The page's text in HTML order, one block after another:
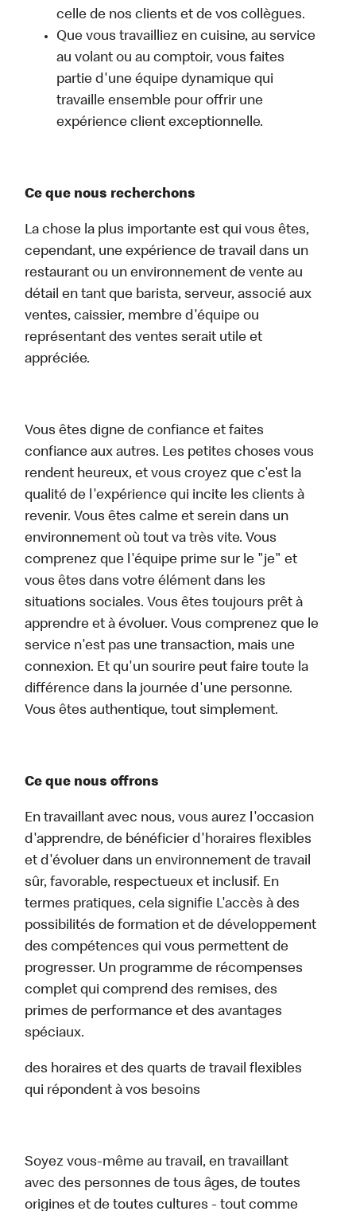
celle de nos clients et de vos collègues.
Que vous travailliez en cuisine, au service
au volant ou au comptoir, vous faites
partie d'une équipe dynamique qui
travaille ensemble pour offrir une
expérience client exceptionnelle.
Ce que nous recherchons
La chose la plus importante est qui vous êtes,
cependant, une expérience de travail dans un
restaurant ou un environnement de vente au
détail en tant que barista, serveur, associé aux
ventes, caissier, membre d'équipe ou
représentant des ventes serait utile et
appréciée.
Vous êtes digne de confiance et faites
confiance aux autres. Les petites choses vous
rendent heureux, et vous croyez que c'est la
qualité de l'expérience qui incite les clients à
revenir. Vous êtes calme et serein dans un
environnement où tout va très vite. Vous
comprenez que l'équipe prime sur le "je" et
vous êtes dans votre élément dans les
situations sociales. Vous êtes toujours prêt à
apprendre et à évoluer. Vous comprenez que le
service n'est pas une transaction, mais une
connexion. Et qu'un sourire peut faire toute la
différence dans la journée d'une personne.
Vous êtes authentique, tout simplement.
Ce que nous offrons
En travaillant avec nous, vous aurez l'occasion
d'apprendre, de bénéficier d'horaires flexibles
et d'évoluer dans un environnement de travail
sûr, favorable, respectueux et inclusif. En
termes pratiques, cela signifie L'accès à des
possibilités de formation et de développement
des compétences qui vous permettent de
progresser. Un programme de récompenses
complet qui comprend des remises, des
primes de performance et des avantages
spéciaux.
des horaires et des quarts de travail flexibles
qui répondent à vos besoins
Soyez vous-même au travail, en travaillant
avec des personnes de tous âges, de toutes
origines et de toutes cultures - tout comme